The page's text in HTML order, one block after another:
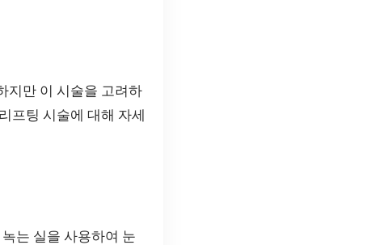
지만 이 시술을 고려하
프팅 시술에 대해 자세
는 실을 사용하여 눈